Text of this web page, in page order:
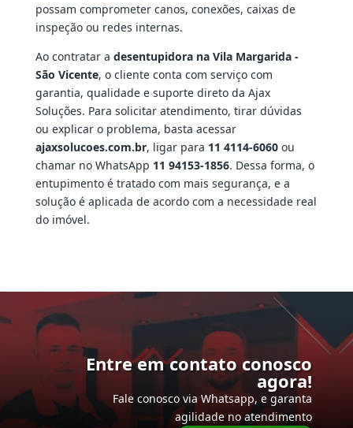
possam comprometer canos, conexões, caixas de
inspeção ou redes internas.
Ao contratar a desentupidora na Vila Margarida -
São Vicente, o cliente conta com serviço com
garantia, qualidade e suporte direto da Ajax
Soluções. Para solicitar atendimento, tirar dúvidas
ou explicar o problema, basta acessar
ajaxsolucoes.com.br, ligar para 11 4114-6060ou
chamar no WhatsApp 11 94153-1856. Dessa forma, o
entupimento é tratado com mais segurança, e a
solução é aplicada de acordo com a necessidade real
do imóvel.
Entre em contato conosco
agora!
Fale conosco via Whatsapp, e garanta
agilidade no atendimento